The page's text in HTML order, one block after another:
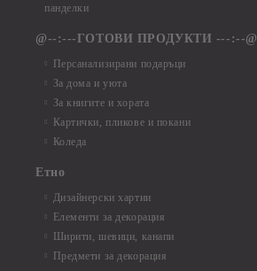
панделки
@--:---ГОТОВИ ПРОДУКТИ ---:--@
Персанализирани подаръци
За дома и уюта
За книгите и хората
Картички, пликове и покани
Коледа
Етно
Дизайнерски хартии
Елементи за декорация
Ширити, шевици, канапи
Предмети за декорация